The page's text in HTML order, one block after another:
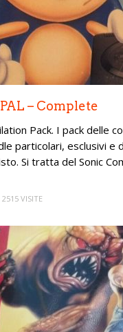
– Complete
Pack. I pack
particolari, esclusivi e
Si tratta del Sonic
2515 VISITE